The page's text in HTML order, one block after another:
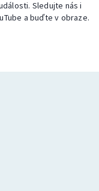
Sledujte nás i
a buďte v obraze.